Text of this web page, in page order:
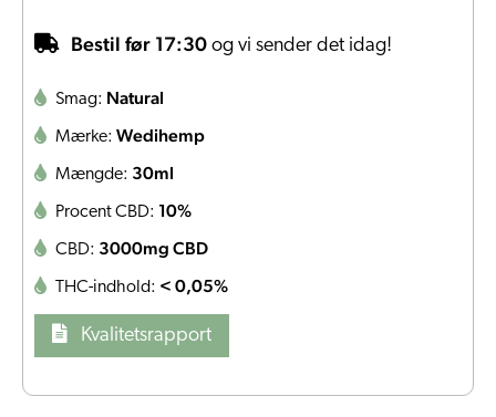
Bestil før 17:30 og vi sender det idag!
Smag: Natural
Mærke: Wedihemp
Mængde: 30ml
Procent CBD: 10%
CBD: 3000mg CBD
THC-indhold: < 0,05%
Kvalitetsrapport